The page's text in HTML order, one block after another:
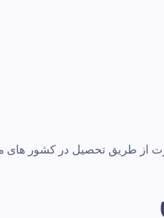
طریق تحصیل در کشور های